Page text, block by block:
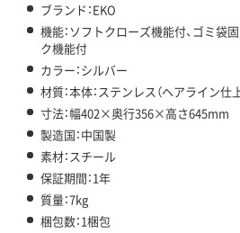
ブランド：EKO
機能：ソフトクローズ機能付、ゴミ袋
ク機能付
カラー：シルバー
材質：本体：ステンレス（ヘアライン仕
寸法：幅402×奥行356×高さ645mm
製造国：中国製
素材：スチール
保証期間：1年
質量：7kg
梱包数：1梱包